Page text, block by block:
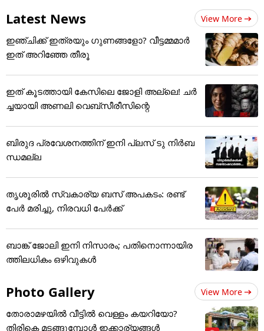
Latest News View More
ഇഞ്ചിക്ക് ഇത്രയും ​ഗുണങ്ങളോ? വീട്ടമ്മമാർ
ഇത് അറിഞ്ഞേ തീരൂ
ഇത് കൂടത്തായി കേസിലെ ജോളി അല്ലെ! ചർ
ച്ചയായി അണലി വെബ്സീരീസിന്റെ
ബിരുദ പ്രവേശനത്തിന് ഇനി പ്ലസ് ടു നിർബ
ന്ധമല്ല
തൃശൂരിൽ സ്വകാര്യ ബസ് അപകടം: രണ്ട്
പേർ മരിച്ചു, നിരവധി പേർക്ക്
ബാങ്ക് ജോലി ഇനി നിസാരം; പതിനൊന്നായിര
ത്തിലധികം ഒഴിവുകൾ
Photo Gallery View More
തോരാമഴയിൽ വീട്ടിൽ വെള്ളം കയറിയോ?
തിരികെ മടങ്ങുമ്പോൾ ഇക്കാര്യങ്ങൾ